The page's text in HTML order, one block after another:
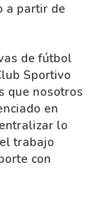
a partir de
de fútbol
Sportivo
que nosotros
en
lo
trabajo
con